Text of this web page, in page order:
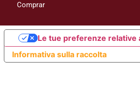
Comprar
Informativa sulla raccolta
Le tue preferenze relative